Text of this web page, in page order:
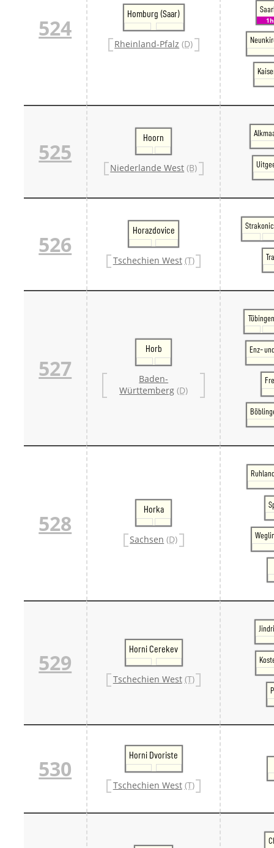
524
Homburg (Saar)
Rheinland-Pfalz (D)
1h
525
Hoorn
Niederlande West (B)
526
Horazdovice
Tschechien West (T)
527
Horb
Baden-
Württemberg (D)
Enz-
528
Horka
Sachsen (D)
529
Horni Cerekev
Tschechien West (T)
530
Horni Dvoriste
Tschechien West (T)